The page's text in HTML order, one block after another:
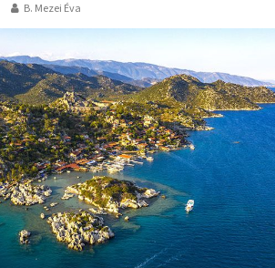
B. Mezei Éva